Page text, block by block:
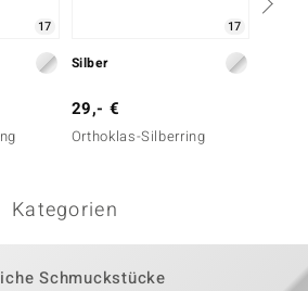
17 17
Silber
29,- €
Orthoklas-Silberring
Kategorien
Schmuckstücke